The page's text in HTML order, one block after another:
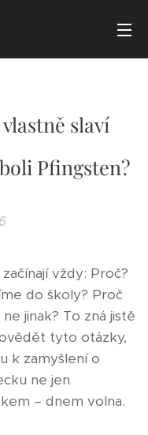
slaví
Pfingsten?
vždy: Proč?
do školy? Proč
jinak? To zná jistě
tyto otázky,
k zamyšlení o
ne jen
– dnem volna.